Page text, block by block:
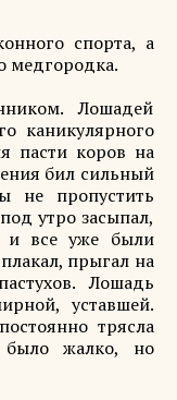
спорта, а
медгородка.
Лошадей
каникулярного
пасти коров на
бил сильный
не пропустить
утро засыпал,
и все уже были
прыгал на
Лошадь
уставшей.
трясла
было жалко, но